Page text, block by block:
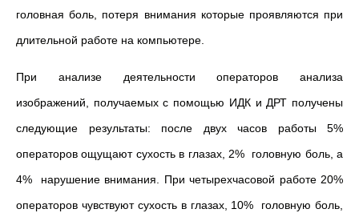
головная боль, потеря внимания которые проявляются при
длительной работе на компьютере.
При анализе деятельности операторов анализа
изображений, получаемых с помощью ИДК и ДРТ получены
следующие результаты: после двух часов работы 5%
операторов ощущают сухость в глазах, 2% ­ головную боль, а
4% ­ нарушение внимания. При четырехчасовой работе 20%
операторов чувствуют сухость в глазах, 10% ­ головную боль,